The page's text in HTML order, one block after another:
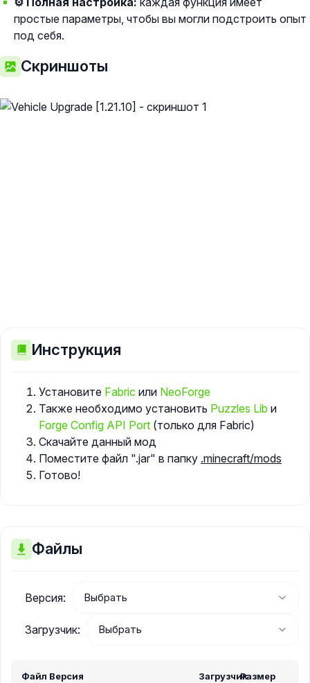
простые параметры, чтобы вы могли подстроить опыт
под себя.
Скриншоты
Инструкция
Установите Fabric или NeoForge
Также необходимо установить Puzzles Lib и
Forge Config API Port (только для Fabric)
Скачайте данный мод
Поместите файл ".jar" в папку .minecraft/mods
Готово!
Файлы
Версия:
Загрузчик:
Файл Версия ЗагрузчикРазмер